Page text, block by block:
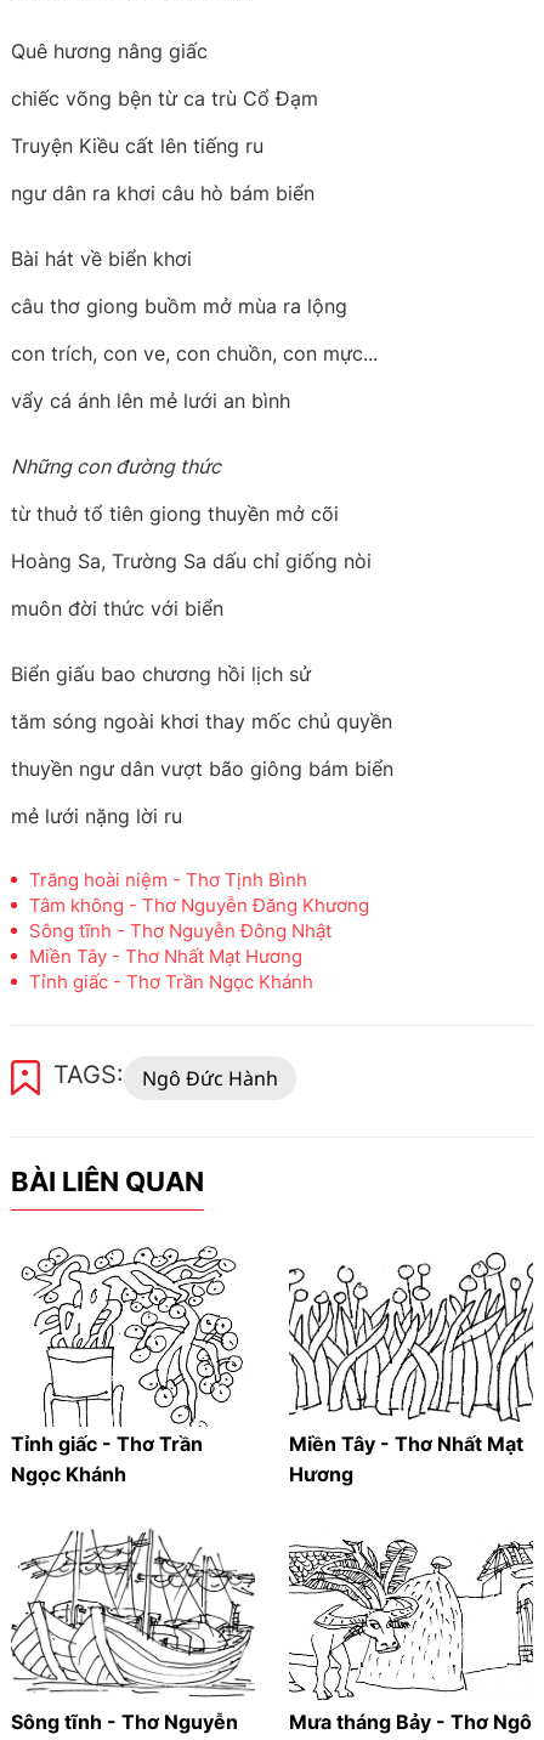
Quê hương nâng giấc
chiếc võng bện từ ca trù Cổ Đạm
Truyện Kiều cất lên tiếng ru
ngư dân ra khơi câu hò bám biển
Bài hát về biển khơi
câu thơ giong buồm mở mùa ra lộng
con trích, con ve, con chuồn, con mực...
vẩy cá ánh lên mẻ lưới an bình
Những con đường thức
từ thuở tổ tiên giong thuyền mở cõi
Hoàng Sa, Trường Sa dấu chỉ giống nòi
muôn đời thức với biển
Biển giấu bao chương hồi lịch sử
tăm sóng ngoài khơi thay mốc chủ quyền
thuyền ngư dân vượt bão giông bám biển
mẻ lưới nặng lời ru
Trăng hoài niệm - Thơ Tịnh Bình
Tâm không - Thơ Nguyễn Đăng Khương
Sông tĩnh - Thơ Nguyễn Đông Nhật
Miền Tây - Thơ Nhất Mạt Hương
Tỉnh giấc - Thơ Trần Ngọc Khánh
TAGS: Ngô Đức Hành
BÀI LIÊN QUAN
Tỉnh giấc - Thơ Trần
Ngọc Khánh
Miền Tây - Thơ Nhất Mạt
Hương
Sông tĩnh - Thơ Nguyễn
Mưa tháng Bảy - Thơ Ngô